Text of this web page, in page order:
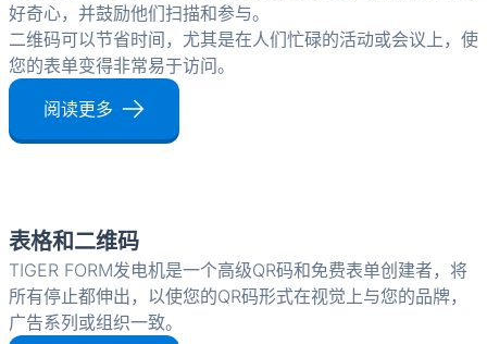
好奇心，并鼓励他们扫描和参与。
二维码可以节省时间，尤其是在人们忙碌的活动或会议上，使
您的表单变得非常易于访问。
阅读更多
表格和二维码
TIGER FORM发电机是一个高级QR码和免费表单创建者，将
所有停止都伸出，以使您的QR码形式在视觉上与您的品牌，
广告系列或组织一致。